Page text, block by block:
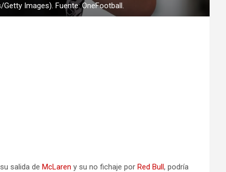
Images). Fuente: OneFootball.
salida de McLaren y su no fichaje por Red Bull, podría